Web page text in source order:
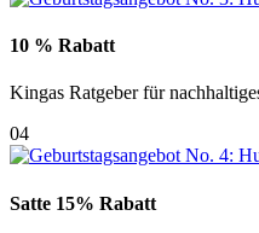
10 % Rabatt
Kingas Ratgeber für
04
Satte 15% Rabatt